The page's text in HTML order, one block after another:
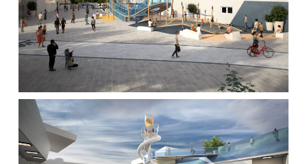
مناطق استراحة وصالة ألعاب رياضية للكبار. تم تصميم كل
هذه المساحات بدفقة من الألوان لإنشاء لوحة أكثر حداثة تبرز
من البيئة الرمادية التي تميز المدينة، وفي النهاية تم تزيينها
بطبقة من المساحات الخضراء المدمجة تمامًا في النمط
الحضري لهذه الساحة متعددة الوظائف.